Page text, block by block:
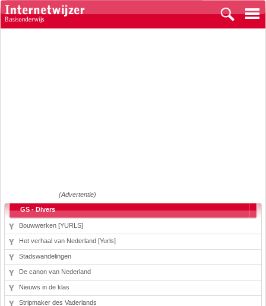
(Advertentie)
GS - Divers
Bouwwerken [YURLS]
Het verhaal van Nederland [Yurls]
Stadswandelingen
De canon van Nederland
Nieuws in de klas
Stripmaker des Vaderlands